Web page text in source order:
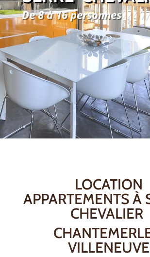
De 8 à 16 personnes
LOCATION
APPARTEMENTS À
CHEVALIER
VILLENEUVE